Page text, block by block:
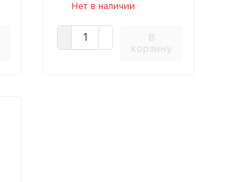
Нет в наличии
В
корзину